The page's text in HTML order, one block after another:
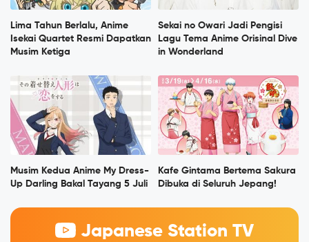
Lima Tahun Berlalu, Anime
Isekai Quartet Resmi Dapatkan
Musim Ketiga
Sekai no Owari Jadi Pengisi
Lagu Tema Anime Orisinal Dive
in Wonderland
Musim Kedua Anime My Dress-
Up Darling Bakal Tayang 5 Juli
Kafe Gintama Bertema Sakura
Dibuka di Seluruh Jepang!
Japanese Station TV